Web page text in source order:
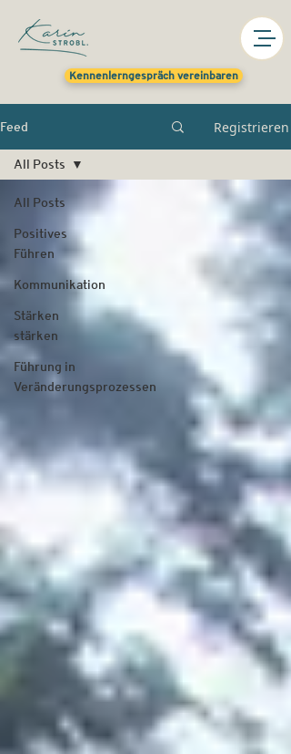
Kennenlerngespräch vereinbaren
Feed Registrieren
All Posts
Positives
Führen
Kommunikation
Stärken
stärken
Führung in
Veränderungsprozessen
All Posts